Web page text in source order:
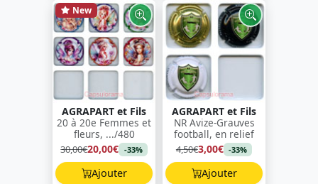
New
AGRAPART et Fils
20 à 20e Femmes et
fleurs, .../480
30,00€20,00€ -33%
Ajouter
AGRAPART et Fils
NR Avize-Grauves
football, en relief
4,50€3,00€ -33%
Ajouter